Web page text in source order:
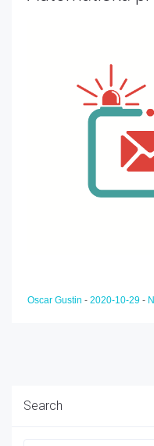
Oscar Gustin - 2020-10-29 -
Search